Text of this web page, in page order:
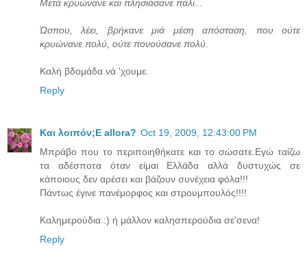
Μετά κρυώνανε και πλησιάσανε πάλι...
Ώσπου, λέει, βρήκανε μιά μέση απόσταση, που ούτε
κρυώνανε πολύ, ούτε πονούσανε πολύ.
Καλή βδομάδα νά 'χουμε.
Reply
Και λοιπόν;E allora? Oct 19, 2009, 12:43:00 PM
Μπράβο που το περιποιηθήκατε και το σώσατε.Εγώ ταίζω
τα αδέσποτα όταν είμαι Ελλάδα αλλά δυστυχώς σε
κάποιους δεν αρέσει και βάζουν συνέχεια φόλα!!!
Πάντως έγινε πανέμορφος και στρουμπουλός!!!!
Καλημερούδια :) ή μάλλον καλησπερούδια σε'σενα!
Reply